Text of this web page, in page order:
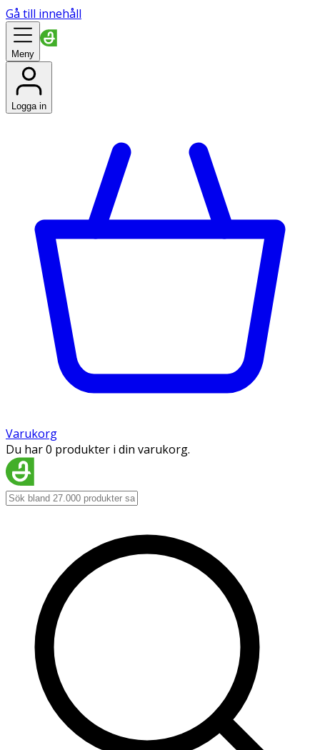
Gå till innehåll
Meny
Logga in
Varukorg
Du har 0 produkter i din varukorg.